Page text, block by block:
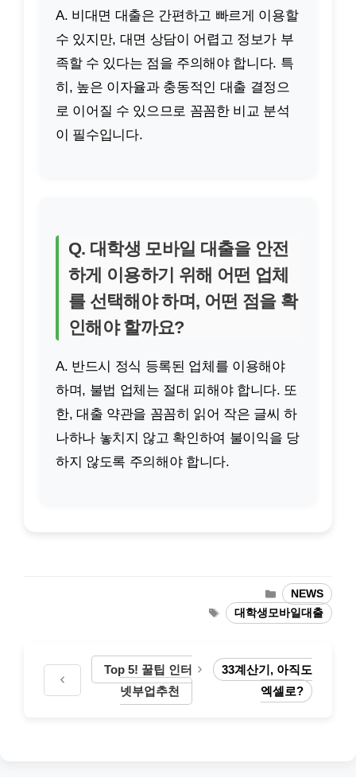
A. 비대면 대출은 간편하고 빠르게 이용할
수 있지만, 대면 상담이 어렵고 정보가 부
족할 수 있다는 점을 주의해야 합니다. 특
히, 높은 이자율과 충동적인 대출 결정으
로 이어질 수 있으므로 꼼꼼한 비교 분석
이 필수입니다.
Q. 대학생 모바일 대출을 안전
하게 이용하기 위해 어떤 업체
를 선택해야 하며, 어떤 점을 확
인해야 할까요?
A. 반드시 정식 등록된 업체를 이용해야
하며, 불법 업체는 절대 피해야 합니다. 또
한, 대출 약관을 꼼꼼히 읽어 작은 글씨 하
나하나 놓치지 않고 확인하여 불이익을 당
하지 않도록 주의해야 합니다.
카
테
고
NEWS
태
그
대학생모바일대출
Top 5! 꿀팁 인터
넷부업추천
33계산기, 아직도
엑셀로?